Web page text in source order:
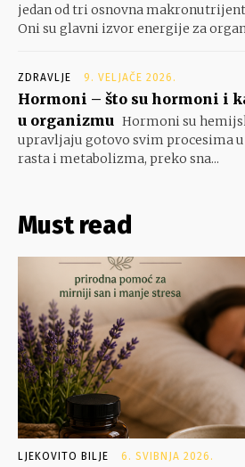
jedan od tri osnovna
Oni su glavni izvor energije za
ZDRAVLJE 9. VELJAČE 2026.
Hormoni – što su hormoni i
u organizmu Hormoni su
upravljaju gotovo svim procesima
rasta i metabolizma, preko sna...
Must read
LJEKOVITO BILJE 6. SVIBNJA 2026.